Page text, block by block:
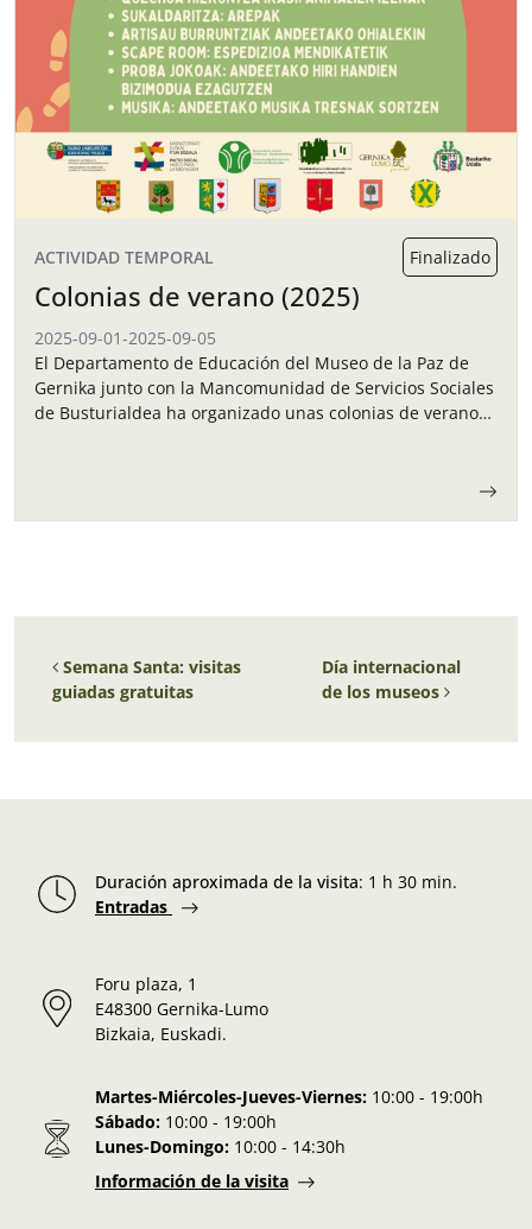
ACTIVIDAD TEMPORAL Finalizado
Colonias de verano (2025)
2025-09-01-2025-09-05
El Departamento de Educación del Museo de la Paz de
Gernika junto con la Mancomunidad de Servicios Sociales
de Busturialdea ha organizado unas colonias de verano
Navegación de entradas
Semana Santa: visitas
guiadas gratuitas
Día internacional
de los museos
Duración aproximada de la visita: 1 h 30 min.
Entradas
Foru plaza, 1
E48300 Gernika-Lumo
Bizkaia, Euskadi.
Martes-Miércoles-Jueves-Viernes: 10:00 - 19:00h
Sábado: 10:00 - 19:00h
Lunes-Domingo: 10:00 - 14:30h
Información de la visita